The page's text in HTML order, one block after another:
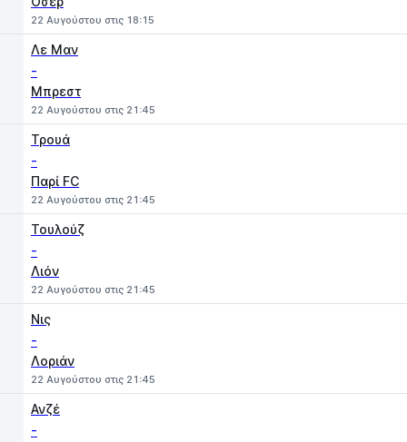
22 Αυγούστου στις 18:15
Λε Μαν
-
Μπρεστ
22 Αυγούστου στις 21:45
Τρουά
-
Παρί FC
22 Αυγούστου στις 21:45
Τουλούζ
-
Λιόν
22 Αυγούστου στις 21:45
Νις
-
Λοριάν
22 Αυγούστου στις 21:45
Ανζέ
-